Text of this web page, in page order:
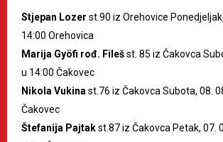
Stjepan Lozer st.90 iz Orehovice
14:00 Orehovica
Marija Gyöfi rođ. Filešst. 85 iz Čakovca
u 14:00 Čakovec
Nikola Vukinast.76 iz Čakovca Subota, 08.
Čakovec
Štefanija Pajtakst.87 iz Čakovca Petak, 07.